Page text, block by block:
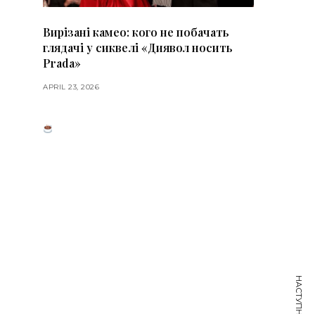
Вирізані камео: кого не побачать
глядачі у сиквелі «Диявол носить
Prada»
APRIL 23, 2026